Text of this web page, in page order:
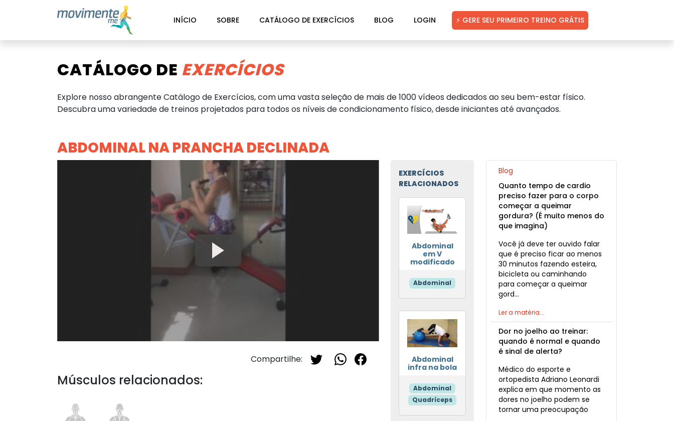
INÍCIO SOBRE CATÁLOGO DE EXERCÍCIOS BLOG LOGIN ⚡ GERE SEU PRIMEIRO TREINO GRÁTIS
CATÁLOGO DE EXERCÍCIOS
Explore nosso abrangente Catálogo de Exercícios, com uma vasta seleção de mais de 1000 vídeos dedicados ao seu bem-estar físico.
Descubra uma variedade de treinos projetados para todos os níveis de condicionamento físico, desde iniciantes até avançados.
ABDOMINAL NA PRANCHA DECLINADA
Compartilhe:
Músculos relacionados:
EXERCÍCIOS
RELACIONADOS
Abdominal
em V
modificado
Abdominal
Abdominal
infra na bola
Abdominal
Quadríceps
Blog
Quanto tempo de cardio
preciso fazer para o corpo
começar a queimar
gordura? (É muito menos do
que imagina)
Você já deve ter ouvido falar
que é preciso ficar ao menos
30 minutos fazendo esteira,
bicicleta ou caminhando
para começar a queimar
gord…
Ler a matéria...
Dor no joelho ao treinar:
quando é normal e quando
é sinal de alerta?
Médico do esporte e
ortopedista Adriano Leonardi
explica em que momento as
dores no joelho podem se
tornar uma preocupação